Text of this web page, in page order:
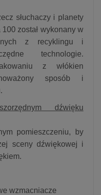
słuchaczy i planety
został wykonany w
z recyklingu i
technologie.
z włókien
sposób i
dźwięku
pomieszczeniu, by
sceny dźwiękowej i
wzmacniacze